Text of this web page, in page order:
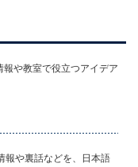
や教室で役立つアイデア
や裏話などを、日本語